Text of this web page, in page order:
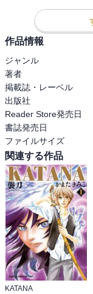
ないのは残念だがよ
猫を置いていけない
い、とか誰かに預け
「大丈夫ロボミューが
い。
猫は家に付くというか
うか。
自分ならそれでも連れ
猫の場合そういう選択
社長に対しては最後ま
た。
気安くレシピを教え
いし、
「作ってみましたっ
とカステラを作るな
妄想がだいぶ激しかっ
自分もどちらかとい
番外編も良かった。
この二人、案外一方的
作品情報
ジャンル
著者
掲載誌・レーベル
出版社
Reader Store発売日
書誌発売日
ファイルサイズ
関連する作品
KATANA